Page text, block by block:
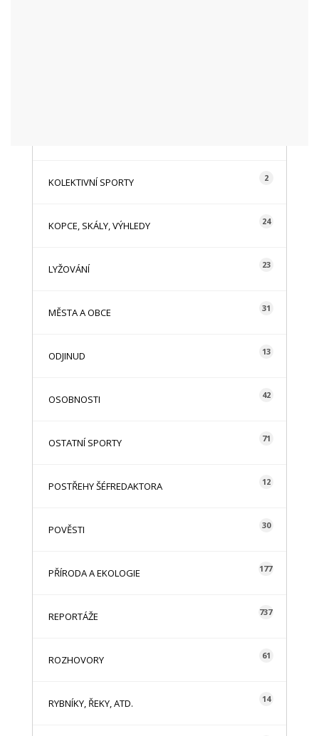
KOLEKTIVNÍ SPORTY 2
KOPCE, SKÁLY, VÝHLEDY 24
LYŽOVÁNÍ 23
MĚSTA A OBCE 31
ODJINUD 13
OSOBNOSTI 42
OSTATNÍ SPORTY 71
POSTŘEHY ŠÉFREDAKTORA 12
POVĚSTI 30
PŘÍRODA A EKOLOGIE 177
REPORTÁŽE 737
ROZHOVORY 61
RYBNÍKY, ŘEKY, ATD. 14